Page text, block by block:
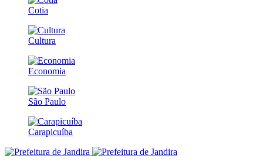
Cotia
Cultura
Economia
São Paulo
Carapicuíba